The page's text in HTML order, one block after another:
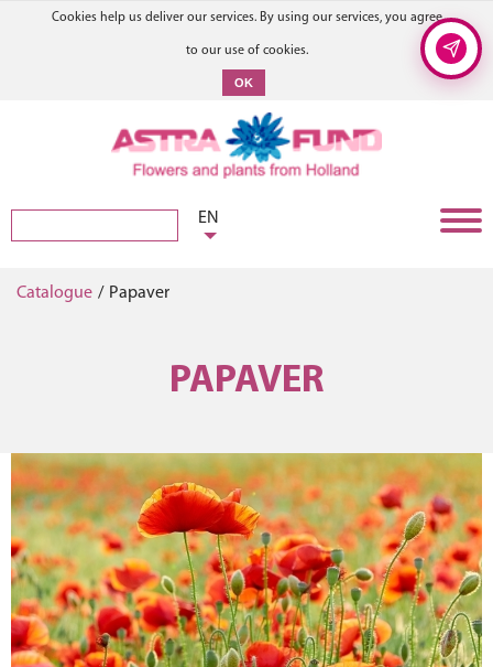
Cookies help us deliver our services. By using our services, you agree
to our use of cookies.
OK
EN
Catalogue / Papaver
PAPAVER